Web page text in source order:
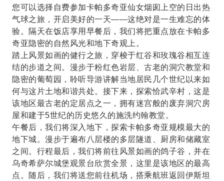
您可以选择自费参加卡帕多奇亚仙女烟囱上空的日出热
气球之旅，开启美好的一天——这绝对是一生难忘的体
验。隔天在饭店享用早餐后，我们将把重点放在卡帕多
奇亚隐密的自然风光和地下奇观上。
踏上风景如画的健行之旅，穿梭于红谷和玫瑰谷相互连
结的步道之间。漫步于粉红色岩层、古老的洞穴教堂和
隐密的葡萄园，聆听导游讲解当地居民几个世纪以来如
何与这片土地和谐共处。接下来，探索恰武辛村，这是
该地区最古老的定居点之一，拥有迷宫般的废弃洞穴房
屋和建于5世纪的历史悠久的施洗约翰教堂。
午餐后，我们将深入地下，探索卡帕多奇亚规模最大的
地下城。漫步于遍布八层楼的多层隧道、厨房和储藏室
之间。行程最后，我们将前往风景如画的鸽子谷，并在
乌奇希萨尔城堡观景台欣赏全景，这里是该地区的最高
点。随后，我们将送您前往机场，搭乘航班返回伊斯坦